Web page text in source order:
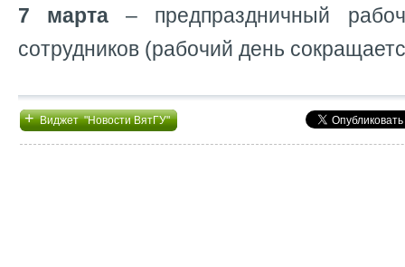
7 марта – предпраздничный
сотрудников (рабочий день
+Виджет "Новости ВятГУ"